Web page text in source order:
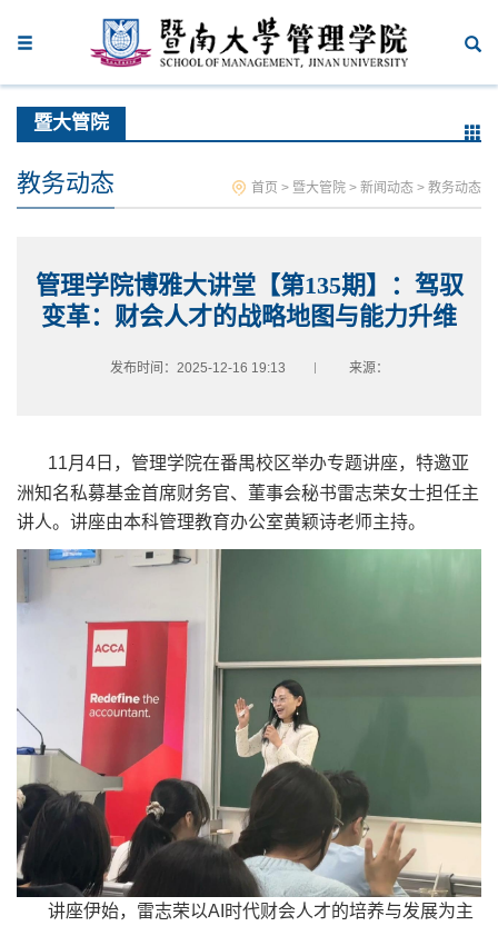
暨大管院
教务动态 首页 > 暨大管院 > 新闻动态 > 教务动态
管理学院博雅大讲堂【第135期】：驾驭
变革：财会人才的战略地图与能力升维
发布时间：2025-12-16 19:13 来源：
11月 4 日，管理学院在番禺校区举办专题讲座，特邀亚
洲知名私募基金首席财务官、董事会秘书雷志荣女士担任主
讲人。讲座由本科管理教育办公室黄颖诗老师主持。
讲座伊始，雷志荣以AI 时代财会人才的培养与发展为主